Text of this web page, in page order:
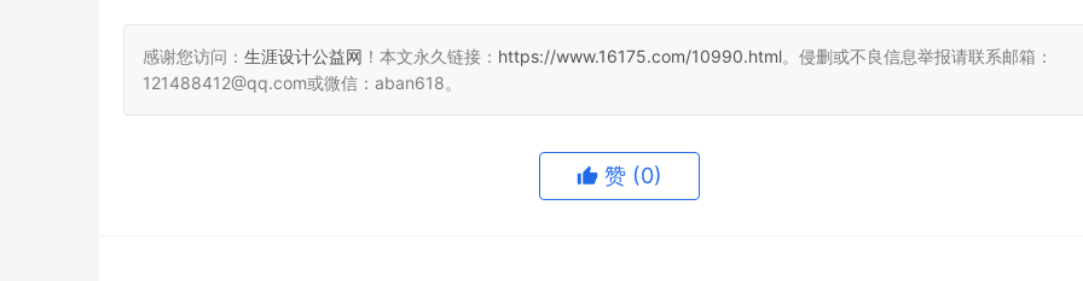
感谢您访问： 生涯设计公益网 ！本文永久链接： https://www.16175.com/10990.html。侵删或不良信息举报请联系邮箱：
121488412@qq.com或微信：aban618。
赞 (0)